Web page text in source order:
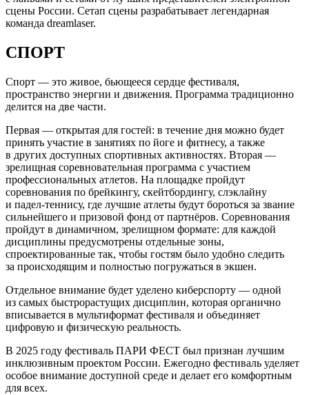
сцены России. Сетап сцены разрабатывает легендарная
команда dreamlaser.
СПОРТ
Спорт — это живое, бьющееся сердце фестиваля,
пространство энергии и движения. Программа традиционно
делится на две части.
Первая — открытая для гостей: в течение дня можно будет
принять участие в занятиях по йоге и фитнесу, а также
в других доступных спортивных активностях. Вторая —
зрелищная соревновательная программа с участием
профессиональных атлетов. На площадке пройдут
соревнования по брейкингу, скейтбордингу, слэклайну
и падел-теннису, где лучшие атлеты будут бороться за звание
сильнейшего и призовой фонд от партнёров. Соревнования
пройдут в динамичном, зрелищном формате: для каждой
дисциплины предусмотрены отдельные зоны,
спроектированные так, чтобы гостям было удобно следить
за происходящим и полностью погружаться в экшен.
Отдельное внимание будет уделено киберспорту — одной
из самых быстрорастущих дисциплин, которая органично
вписывается в мультиформат фестиваля и объединяет
цифровую и физическую реальность.
В 2025 году фестиваль ПАРИ ФЕСТ был признан лучшим
инклюзивным проектом России. Ежегодно фестиваль уделяет
особое внимание доступной среде и делает его комфортным
для всех.